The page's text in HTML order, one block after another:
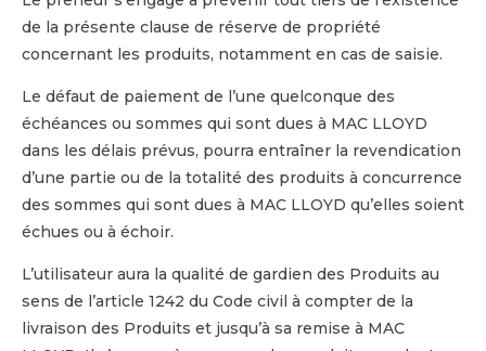
de la présente clause de réserve de propriété
concernant les produits, notamment en cas de saisie.
Le défaut de paiement de l’une quelconque des
échéances ou sommes qui sont dues à MAC LLOYD
dans les délais prévus, pourra entraîner la revendication
d’une partie ou de la totalité des produits à concurrence
des sommes qui sont dues à MAC LLOYD qu’elles soient
échues ou à échoir.
L’utilisateur aura la qualité de gardien des Produits au
sens de l’article 1242 du Code civil à compter de la
livraison des Produits et jusqu’à sa remise à MAC